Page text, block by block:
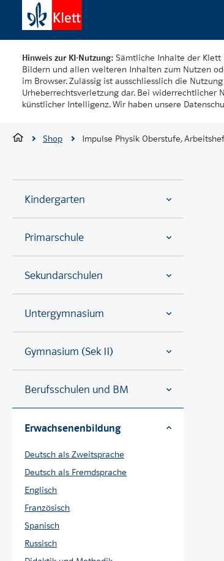
Hinweis zur KI-Nutzung: Sämtliche Inhalte der Klett
Bildern und allen weiteren Inhalten zum Nutzen
im Browser. Zulässig ist ausschliesslich die
Urheberrechtsverletzung dar. Bei
künstlicher Intelligenz. Wir haben unsere
Shop Impulse Physik Oberstufe,
Kindergarten
Primarschule
Sekundarschulen
Untergymnasium
Gymnasium (Sek II)
Berufsschulen und BM
Erwachsenenbildung
Deutsch als Zweitsprache
Deutsch als Fremdsprache
Englisch
Französisch
Spanisch
Russisch